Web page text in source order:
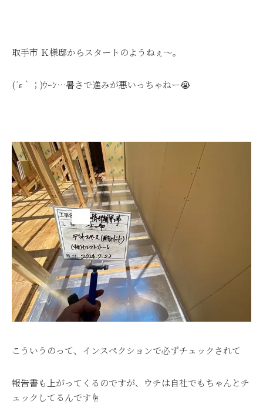
取手市 Ｋ様邸からスタートのようねぇ～。
(´ε｀；)ｳｰﾝ…暑さで進みが悪いっちゃねー😭
こういうのって、インスペクションで必ずチェックされて
報告書も上がってくるのですが、ウチは自社でもちゃんとチ
ェックしてるんです☝